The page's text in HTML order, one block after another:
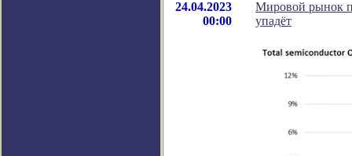
24.04.2023
00:00
Мировой рынок
упадёт